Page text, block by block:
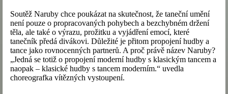
Soutěž Naruby chce poukázat na skutečnost, že taneční umění
není pouze o propracovaných pohybech a bezchybném držení
těla, ale také o výrazu, prožitku a vyjádření emocí, které
tanečník předá divákovi. Důležité je přitom propojení hudby a
tance jako rovnocenných partnerů. A proč právě název Naruby?
„Jedná se totiž o propojení moderní hudby s klasickým tancem a
naopak – klasické hudby s tancem moderním.“ uvedla
choreografka vítězných vystoupení.